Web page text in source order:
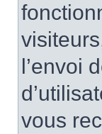
l’envoi
vous